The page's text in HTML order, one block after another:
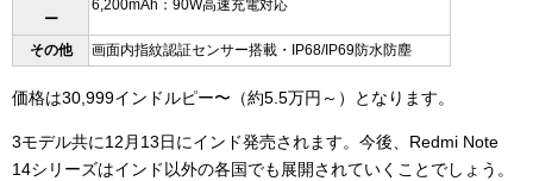
ー
6,200mAh：90W高速充電対応
その他 画面内指紋認証センサー搭載・ IP68/IP69防水防塵
価格は30,999インドルピー〜（約5.5万円～）となります。
3モデル共に12月13日にインド発売されます。今後、Redmi Note
14シリーズはインド以外の各国でも展開されていくことでしょう。